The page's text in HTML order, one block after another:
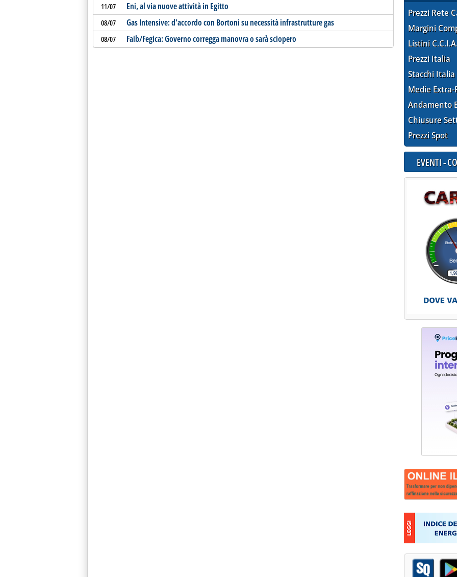
11/07 Eni, al via nuove attività in Egitto
08/07 Gas Intensive: d'accordo con Bortoni su necessità infrastrutture gas
08/07 Faib/Fegica: Governo corregga manovra o sarà sciopero
Prezzi Rete
Margini
Listini
Prezzi Italia
Stacchi Italia
Medie Extra-
Andamento
Chiusure
Prezzi Spot
EVENTI -